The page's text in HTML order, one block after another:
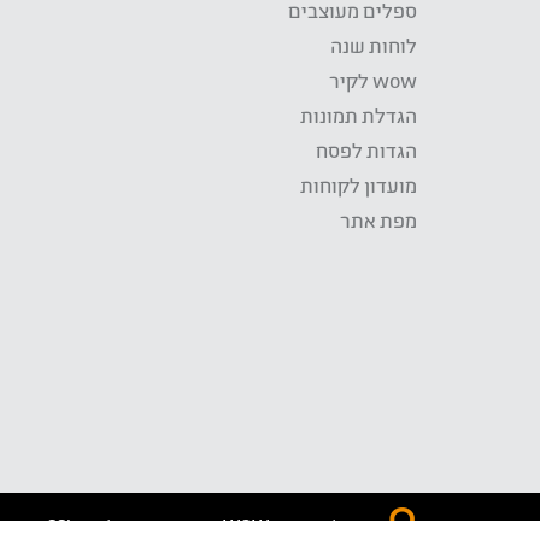
ספלים מעוצבים
לוחות שנה
wow לקיר
הגדלת תמונות
הגדות לפסח
מועדון לקוחות
מפת אתר
התשלום באתר WOW מאובטח בטכנולוגית SSL